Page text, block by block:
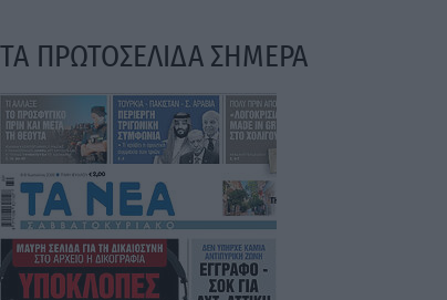
ΤΑ ΠΡΩΤΟΣΕΛΙΔΑ ΣΗΜΕΡΑ